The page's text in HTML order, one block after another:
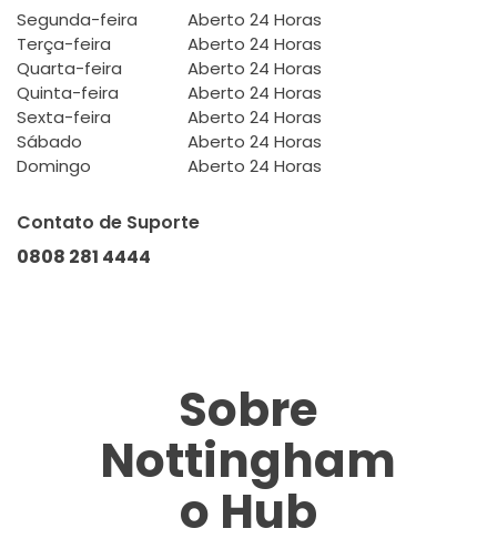
Segunda-feira
Aberto 24 Horas
Terça-feira
Aberto 24 Horas
Quarta-feira
Aberto 24 Horas
Quinta-feira
Aberto 24 Horas
Sexta-feira
Aberto 24 Horas
Sábado
Aberto 24 Horas
Domingo
Aberto 24 Horas
Contato de Suporte
0808 281 4444
Sobre
Nottingham
o Hub